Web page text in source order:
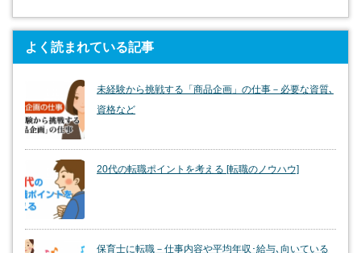
よく読まれている記事
未経験から挑戦する「商品企画」の仕事－必要な資質､
資格など
20代の転職ポイントを考える [転職のノウハウ]
保育士に転職－仕事内容や平均年収･給与､向いている